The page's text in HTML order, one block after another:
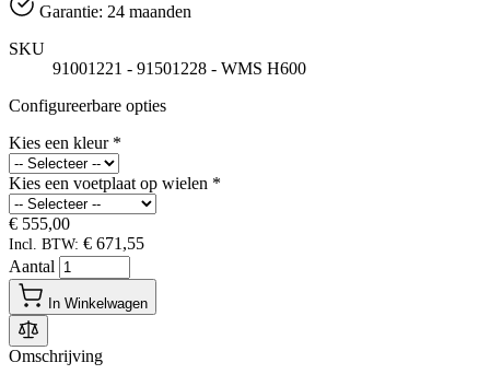
Garantie: 24 maanden
SKU
91001221 - 91501228 - WMS H600
Configureerbare opties
Kies een kleur *
Kies een voetplaat op wielen *
€ 555,00
Incl. BTW: € 671,55
Aantal
In Winkelwagen
Omschrijving